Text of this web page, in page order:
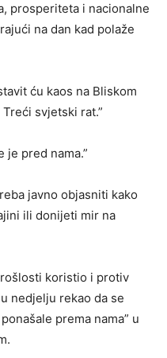
prosperiteta i nacionalne
na dan kad polaže
ću kaos na Bliskom
svjetski rat.”
je pred nama.”
javno objasniti kako
ili donijeti mir na
koristio i protiv
nedjelju rekao da se
prema nama” u